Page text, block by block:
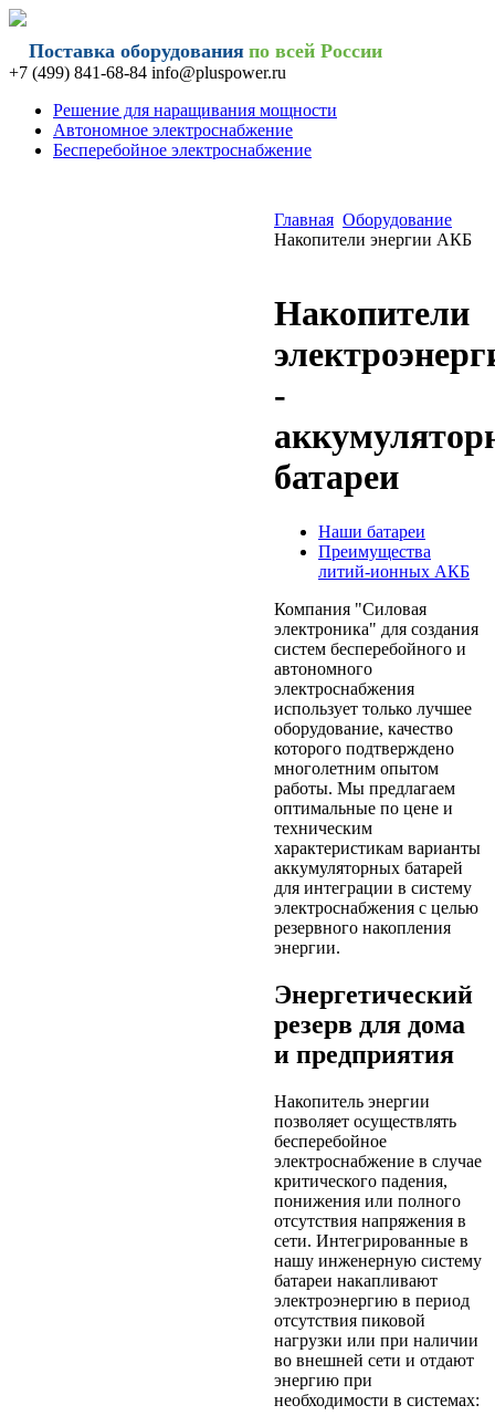
Поставка оборудования по всей России
+7 (499) 841-68-84 info@pluspower.ru
Решение для наращивания мощности
Автономное электроснабжение
Бесперебойное электроснабжение
Главная Оборудование
Накопители энергии АКБ
Накопители
-
батареи
Наши батареи
Преимущества
литий-ионных АКБ
Компания "Силовая
электроника" для создания
систем бесперебойного и
автономного
электроснабжения
использует только лучшее
оборудование, качество
которого подтверждено
многолетним опытом
работы. Мы предлагаем
оптимальные по цене и
техническим
характеристикам варианты
аккумуляторных батарей
для интеграции в систему
электроснабжения с целью
резервного накопления
энергии.
Энергетический
резерв для дома
и предприятия
Накопитель энергии
позволяет осуществлять
бесперебойное
электроснабжение в случае
критического падения,
понижения или полного
отсутствия напряжения в
сети. Интегрированные в
нашу инженерную систему
батареи накапливают
электроэнергию в период
отсутствия пиковой
нагрузки или при наличии
во внешней сети и отдают
энергию при
необходимости в системах: